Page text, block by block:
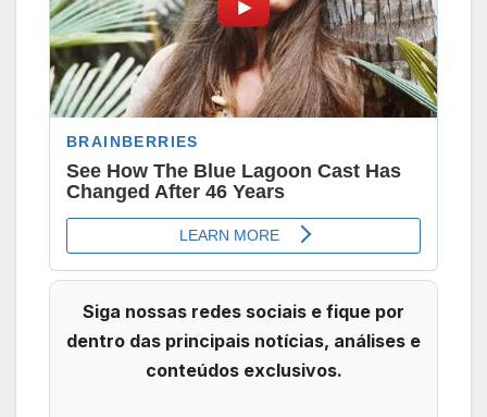
Siga nossas redes sociais e fique por
dentro das principais notícias, análises e
conteúdos exclusivos.